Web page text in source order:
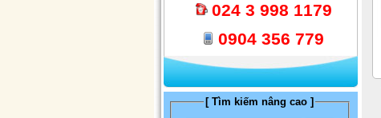
024 3 998 1179
0904 356 779
[ Tìm kiếm nâng cao ]